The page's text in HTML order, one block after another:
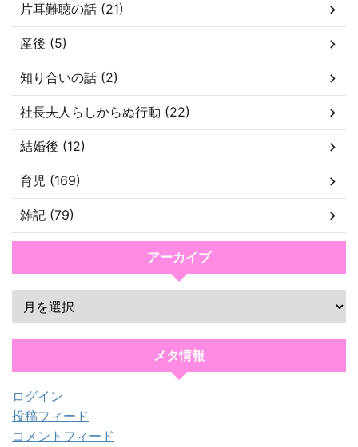
片耳難聴の話 (21)
産後 (5)
知り合いの話 (2)
社長夫人らしからぬ行動 (22)
結婚後 (12)
育児 (169)
雑記 (79)
アーカイブ
メタ情報
ログイン
投稿フィード
コメントフィード